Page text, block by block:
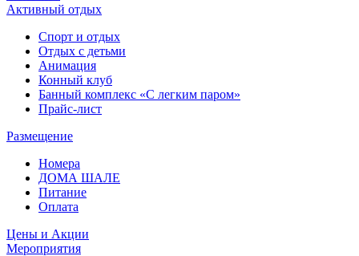
Активный отдых
Спорт и отдых
Отдых с детьми
Анимация
Конный клуб
Банный комплекс «С легким паром»
Прайс-лист
Размещение
Номера
ДОМА ШАЛЕ
Питание
Оплата
Цены и Акции
Мероприятия